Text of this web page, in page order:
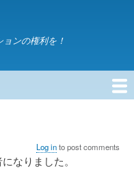
ンの権利を！
Log into post comments
なりました。